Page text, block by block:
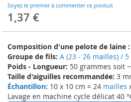
Soyez le premier à commenter ce produit
1,37 €
Composition d'une pelote de laine :
Groupe de fils: A (23 - 26 mailles) /
Poids - Longueur: 50 grammes soit
Taille d'aiguilles recommandée: 3
Échantillon: 10 x 10 cm = 24 mailles
Lavage en machine cycle délicat 40
beginning
of
the
gallery